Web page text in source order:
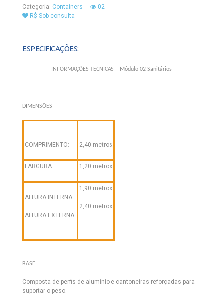
Categoria: Containers -
02
R$ Sob consulta
ESPECIFICAÇÕES:
INFORMAÇÕES TECNICAS – Módulo 02 Sanitários
DIMENSÕES
COMPRIMENTO: 2,40 metros
LARGURA: 1,20 metros
ALTURA INTERNA:
ALTURA EXTERNA:
1,90 metros
2,40 metros
BASE
Composta de perfis de alumínio e cantoneiras reforçadas para
suportar o peso.